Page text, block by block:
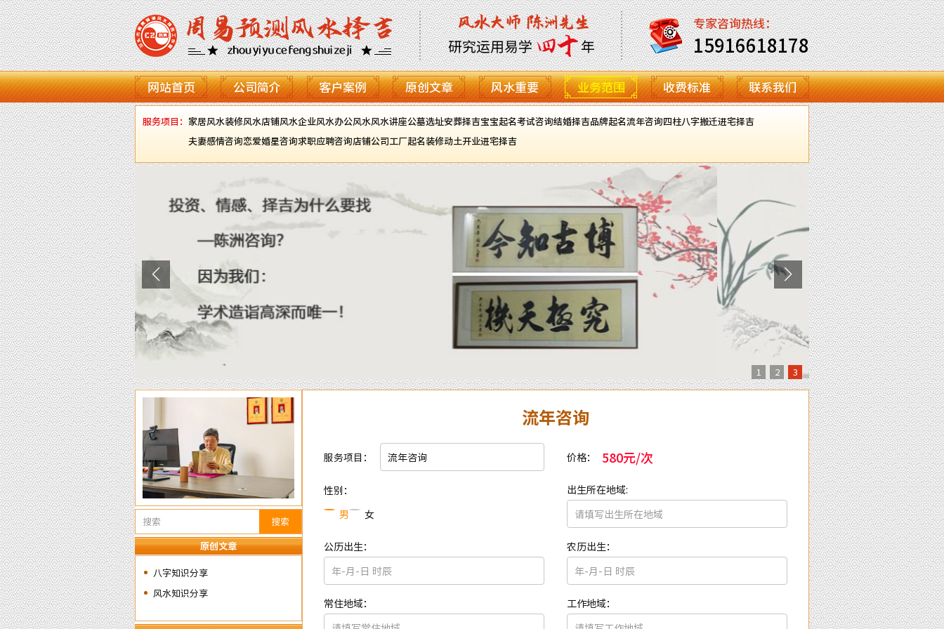
专家咨询热线：
15916618178
网站首页 公司简介 客户案例 原创文章 风水重要 业务范围 收费标准 联系我们
服务项目： 家居风水装修风水店铺风水企业风水办公风水风水讲座公墓选址安葬择吉宝宝起名考试咨询结婚择吉品牌起名流年咨询四柱八字搬迁进宅择吉
夫妻感情咨询恋爱婚星咨询求职应聘咨询店铺公司工厂起名装修动土开业进宅择吉
1 2 3
搜索
原创文章
八字知识分享
风水知识分享
流年咨询
服务项目： 价格： 580元/次
性别：
男
女
出生所在地域:
公历出生： 农历出生：
常住地域： 工作地域：